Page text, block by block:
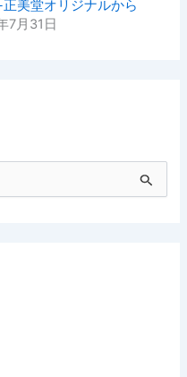
美堂オリジナルから
7月31日